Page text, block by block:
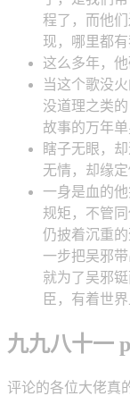
程了，而他
现，哪里都
这么多年，
当这个歌没
没道理之类
故事的万年
瞎子无眼，
无情，却缘
一身是血的
规矩，不管
仍披着沉重
一步把吴邪
就为了吴邪
臣，有着世
九九八十一
评论的各位大佬真